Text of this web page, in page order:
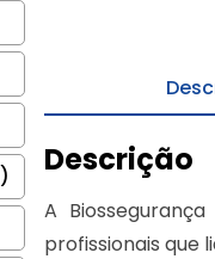
Descrição
A
profissionais que